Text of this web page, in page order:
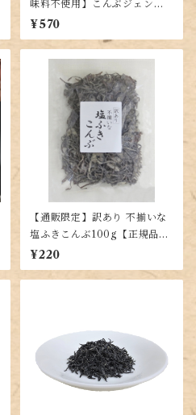
味料不使用】こんぶジェンヌ
とろろ35g【羅臼・利尻・真昆
布の入った贅沢とろろ昆布】
¥570
【通販限定】訳あり 不揃いな
塩ふきこんぶ100g【正規品と
同じ味】
¥220